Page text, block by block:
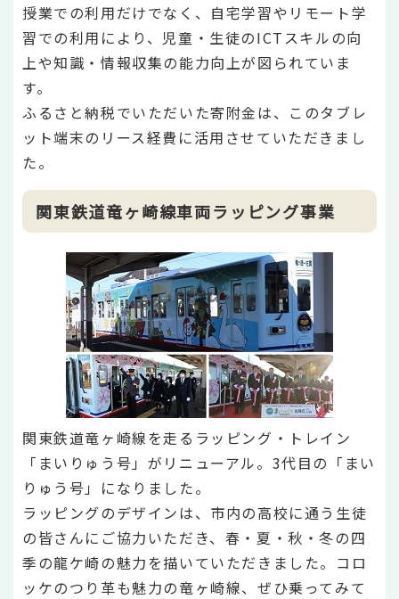
授業での利用だけでなく、自宅学習やリモート学
習での利用により、児童・生徒のICTスキルの向
上や知識・情報収集の能力向上が図られていま
す。
ふるさと納税でいただいた寄附金は、このタブレ
ット端末のリース経費に活用させていただきまし
た。
関東鉄道竜ヶ崎線車両ラッピング事業
関東鉄道竜ヶ崎線を走るラッピング・トレイン
「まいりゅう号」がリニューアル。3代目の「まい
りゅう号」になりました。
ラッピングのデザインは、市内の高校に通う生徒
の皆さんにご協力いただき、春・夏・秋・冬の四
季の龍ケ崎の魅力を描いていただきました。コロ
ッケのつり革も魅力の竜ヶ崎線、ぜひ乗ってみて